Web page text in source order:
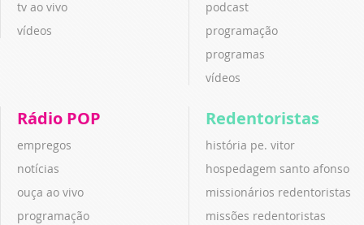
tv ao vivo
vídeos
podcast
programação
programas
vídeos
Rádio POP
empregos
notícias
ouça ao vivo
programação
Redentoristas
história pe. vitor
hospedagem santo afonso
missionários redentoristas
missões redentoristas